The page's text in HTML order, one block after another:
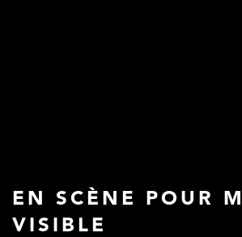
EN SCÈNE POUR
VISIBLE